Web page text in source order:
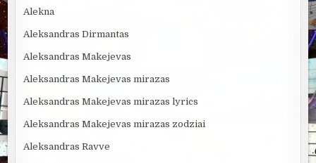
Alekna
Aleksandras Dirmantas
Aleksandras Makejevas
Aleksandras Makejevas mirazas
Aleksandras Makejevas mirazas lyrics
Aleksandras Makejevas mirazas zodziai
Aleksandras Ravve